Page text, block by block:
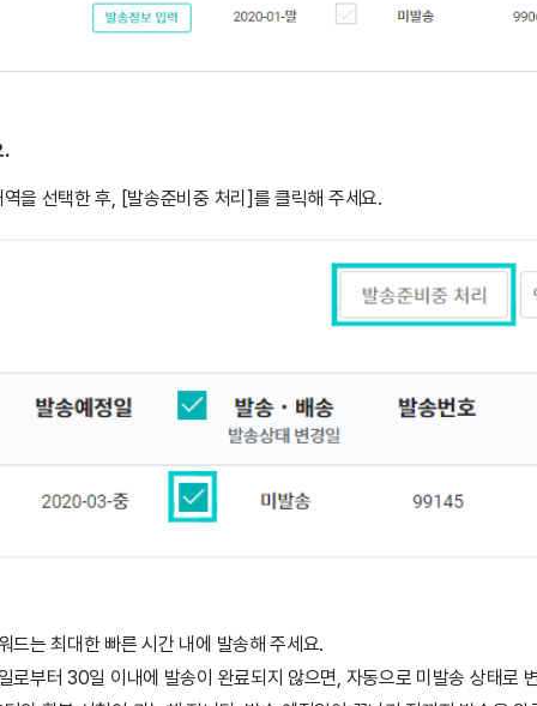
.
을 선택한 후, [발송준비중 처리]를 클릭해 주세요.
드는 최대한 빠른 시간 내에 발송해 주세요.
로부터 30일 이내에 발송이 완료되지 않으면, 자동으로 미발송 상태로